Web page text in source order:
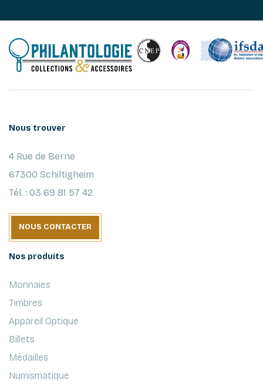
Nous trouver
4 Rue de Berne
67300 Schiltigheim
Tél. : 03 69 81 57 42
NOUS CONTACTER
Nos produits
Monnaies
Timbres
Appareil Optique
Billets
Médailles
Numismatique